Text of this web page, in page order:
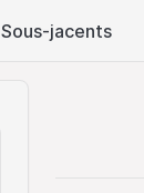
Sous-jacents